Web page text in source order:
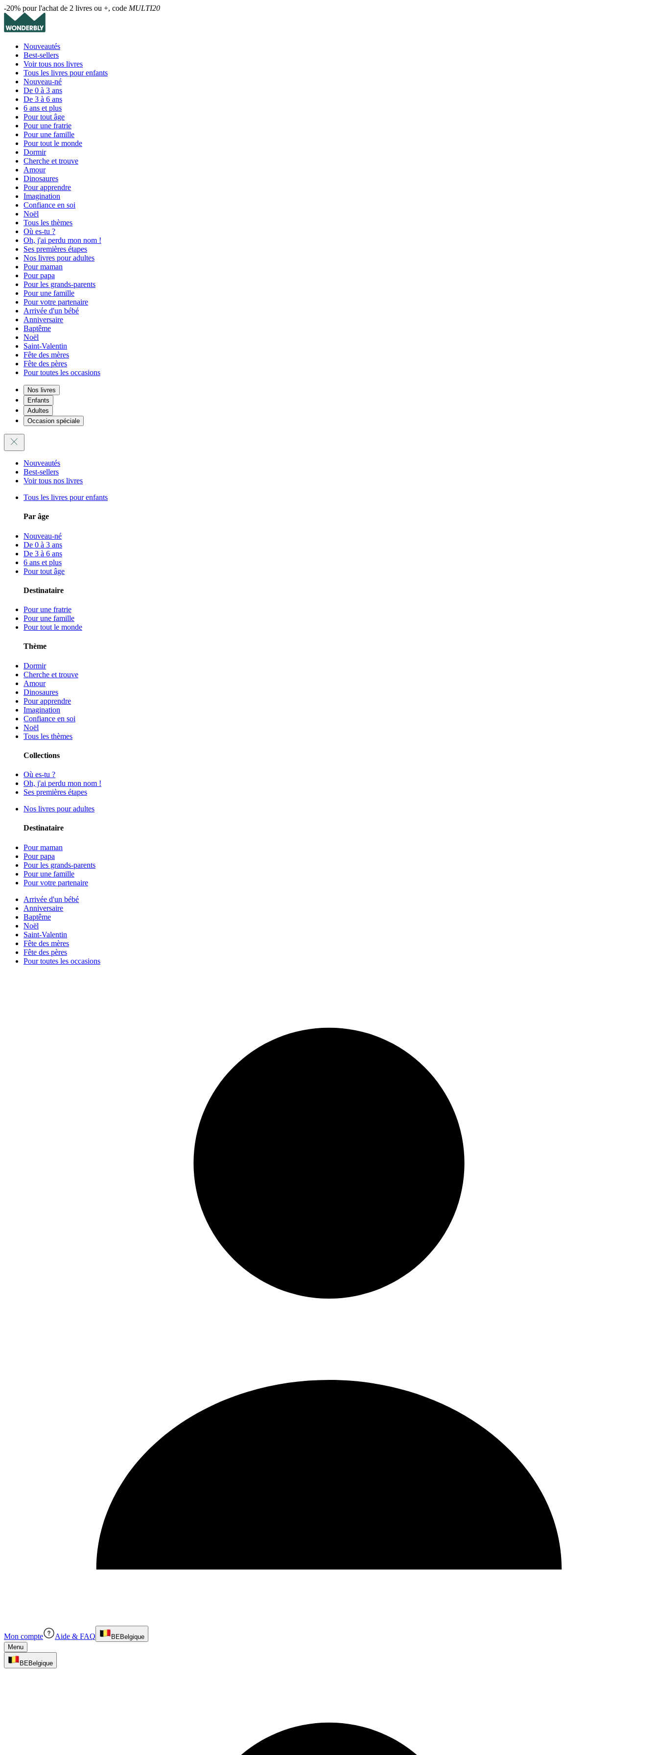
-20% pour l'achat de 2 livres ou +, code MULTI20
Nouveautés
Best-sellers
Voir tous nos livres
Tous les livres pour enfants
Nouveau-né
De 0 à 3 ans
De 3 à 6 ans
6 ans et plus
Pour tout âge
Pour une fratrie
Pour une famille
Pour tout le monde
Dormir
Cherche et trouve
Amour
Dinosaures
Pour apprendre
Imagination
Confiance en soi
Noël
Tous les thèmes
Où es-tu ?
Oh, j'ai perdu mon nom !
Ses premières étapes
Nos livres pour adultes
Pour maman
Pour papa
Pour les grands-parents
Pour une famille
Pour votre partenaire
Arrivée d'un bébé
Anniversaire
Baptême
Noël
Saint-Valentin
Fête des mères
Fête des pères
Pour toutes les occasions
Nos livres
Enfants
Adultes
Occasion spéciale
Nouveautés
Best-sellers
Voir tous nos livres
Tous les livres pour enfants
Par âge
Nouveau-né
De 0 à 3 ans
De 3 à 6 ans
6 ans et plus
Pour tout âge
Destinataire
Pour une fratrie
Pour une famille
Pour tout le monde
Thème
Dormir
Cherche et trouve
Amour
Dinosaures
Pour apprendre
Imagination
Confiance en soi
Noël
Tous les thèmes
Collections
Où es-tu ?
Oh, j'ai perdu mon nom !
Ses premières étapes
Nos livres pour adultes
Destinataire
Pour maman
Pour papa
Pour les grands-parents
Pour une famille
Pour votre partenaire
Arrivée d'un bébé
Anniversaire
Baptême
Noël
Saint-Valentin
Fête des mères
Fête des pères
Pour toutes les occasions
Mon compte Aide & FAQ BEBelgique
Menu
BEBelgique